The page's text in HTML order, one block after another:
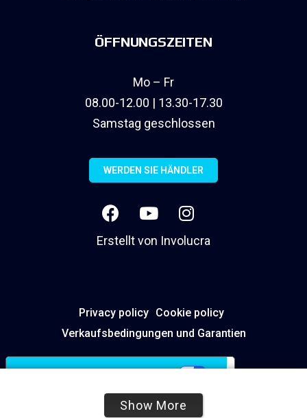
ÖFFNUNGSZEITEN
Mo – Fr
08.00-12.00 | 13.30-17.30
Samstag geschlossen
WERDEN SIE HÄNDLER
Erstellt von Involucra
Privacy policy Cookie policy
Verkaufsbedingungen und Garantien
Hinweis bei ErhebungShow More